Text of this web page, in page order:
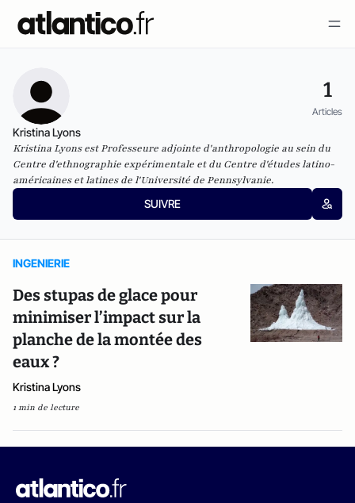
1
Articles
Kristina Lyons
Kristina Lyons est Professeure adjointe d'anthropologie au sein du
Centre d'ethnographie expérimentale et du Centre d'études latino-
américaines et latines de l'Université de Pennsylvanie.
SUIVRE
INGENIERIE
Des stupas de glace pour
minimiser l’impact sur la
planche de la montée des
eaux ?
Kristina Lyons
1 min de lecture